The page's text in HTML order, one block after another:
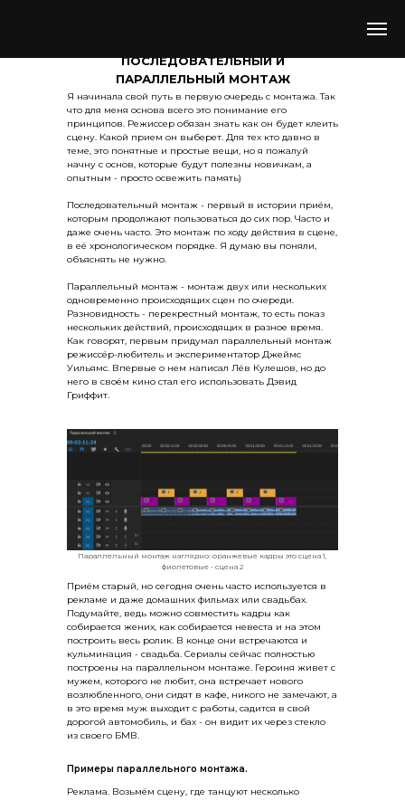
Реклама. Возьмём сцену, где танцуют несколько
ПОСЛЕДОВАТЕЛЬНЫЙ И
ПАРАЛЛЕЛЬНЫЙ МОНТАЖ
Параллельный монтаж наглядно: оранжевые кадры это сцена 1,
фиолетовые - сцена 2
Я начинала свой путь в первую очередь с монтажа. Так
что для меня основа всего это понимание его
принципов. Режиссер обязан знать как он будет клеить
сцену. Какой прием он выберет. Для тех кто давно в
теме, это понятные и простые вещи, но я пожалуй
начну с основ, которые будут полезны новичкам, а
опытным - просто освежить память)
Последовательный монтаж - первый в истории приём,
которым продолжают пользоваться до сих пор. Часто и
даже очень часто. Это монтаж по ходу действия в сцене,
в её хронологическом порядке. Я думаю вы поняли,
объяснять не нужно.
Параллельный монтаж - монтаж двух или нескольких
одновременно происходящих сцен по очереди.
Разновидность - перекрестный монтаж, то есть показ
нескольких действий, происходящих в разное время.
Как говорят, первым придумал параллельный монтаж
режиссёр-любитель и экспериментатор Джеймс
Уильямс. Впервые о нем написал Лёв Кулешов, но до
него в своём кино стал его использовать Дэвид
Гриффит.
Приём старый, но сегодня очень часто используется в
рекламе и даже домашних фильмах или свадьбах.
Подумайте, ведь можно совместить кадры как
собирается жених, как собирается невеста и на этом
построить весь ролик. В конце они встречаются и
кульминация - свадьба. Сериалы сейчас полностью
построены на параллельном монтаже. Героиня живет с
мужем, которого не любит, она встречает нового
возлюбленного, они сидят в кафе, никого не замечают, а
в это время муж выходит с работы, садится в свой
дорогой автомобиль, и бах - он видит их через стекло
из своего БМВ.
Примеры параллельного монтажа.